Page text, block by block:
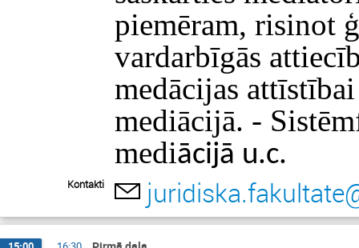
piemēram, risinot
vardarbīgās
medācijas
mediācijā. -
mediācijā u.c.
Kontakti